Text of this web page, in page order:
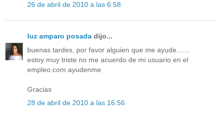
26 de abril de 2010 a las 6:58
luz amparo posada dijo...
buenas tardes, por favor alguien que me ayude.......
estoy muy triste no me acuerdo de mi usuario en el
empleo.com ayudenme
Gracias
28 de abril de 2010 a las 16:56